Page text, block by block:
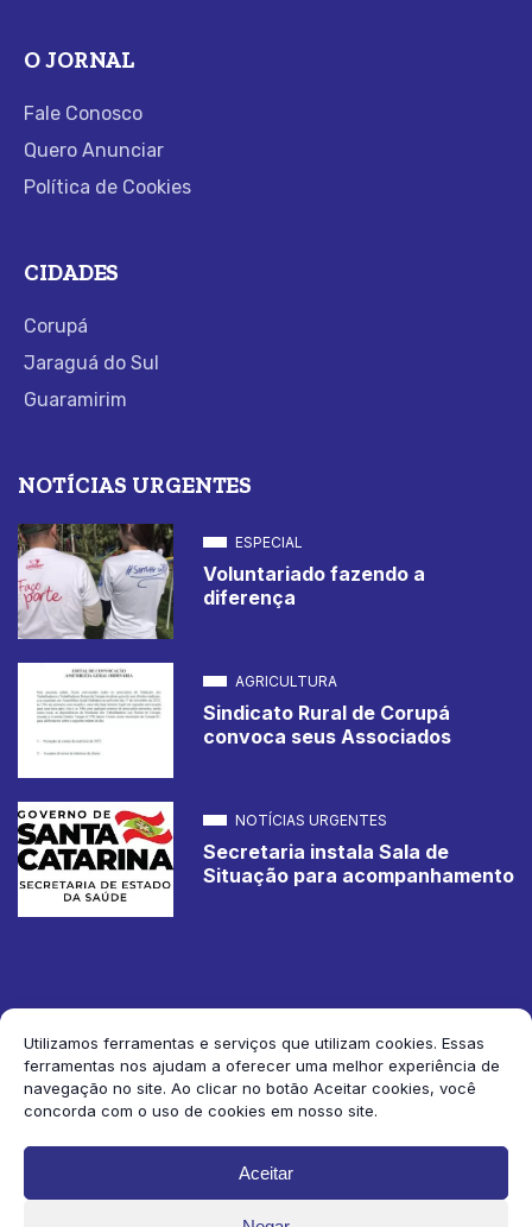
Utilizamos ferramentas e serviços que utilizam cookies. Essas
ferramentas nos ajudam a oferecer uma melhor experiência de
navegação no site. Ao clicar no botão Aceitar cookies, você
concorda com o uso de cookies em nosso site.
Aceitar
O JORNAL
Fale Conosco
Quero Anunciar
Política de Cookies
CIDADES
Corupá
Jaraguá do Sul
Guaramirim
NOTÍCIAS URGENTES
ESPECIAL
Voluntariado fazendo a
diferença
AGRICULTURA
Sindicato Rural de Corupá
convoca seus Associados
NOTÍCIAS URGENTES
Secretaria instala Sala de
Situação para acompanhamento
2026 Jornal de Corupá. Todos os direitos reservados.